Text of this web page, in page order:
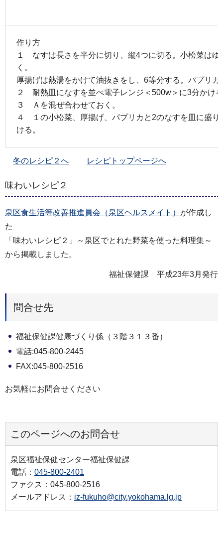
作り方
１ なすは長さを半分に切り、縦4つに切る。小松菜はゆ
く。
厚揚げは熱湯をかけて油抜きをし、6等分する。パプリ
２ 耐熱皿になすを並べ電子レンジ＜500w＞に3分かけ
３ Ａを混ぜ合わせておく。
４ １の小松菜、厚揚げ、パプリカと2のなすを皿に盛り
ける。
冬のレシピ２へ レシピトップページへ
味わいレシピ２
泉区食生活等改善推進員会（泉区ヘルスメイト） が作成し
た
「味わいレシピ２」～泉区でとれた野菜を使った料理集～
から掲載しました。
福祉保健課 平成23年3月発行
問合せ先
福祉保健課健康づくり係（３階３１３番）
電話:045-800-2445
FAX:045-800-2516
お気軽にお問合せください
このページへのお問合せ
泉区福祉保健センター福祉保健課
電話： 045-800-2401
ファクス：045-800-2516
メールアドレス： iz-fukuho@city.yokohama.lg.jp